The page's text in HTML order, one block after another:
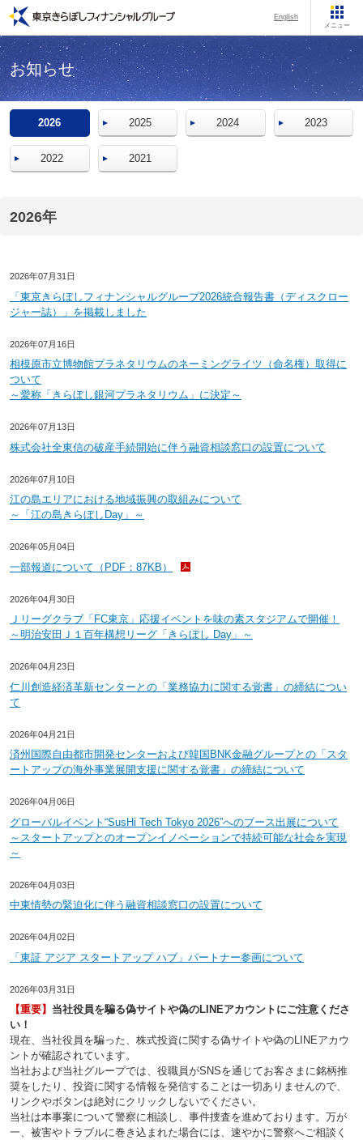
English
メニュー
お知らせ
2026 2025 2024 2023
2022 2021
2026年
2026年07月31日
「東京きらぼしフィナンシャルグループ2026統合報告書（ディスクロー
ジャー誌）」を掲載しました
2026年07月16日
相模原市立博物館プラネタリウムのネーミングライツ（命名権）取得に
ついて
～愛称「きらぼし銀河プラネタリウム」に決定～
2026年07月13日
株式会社全東信の破産手続開始に伴う融資相談窓口の設置について
2026年07月10日
江の島エリアにおける地域振興の取組みについて
～「江の島きらぼしDay」～
2026年05月04日
一部報道について（PDF：87KB）
2026年04月30日
Ｊリーグクラブ「FC東京」応援イベントを味の素スタジアムで開催！
～明治安田Ｊ１百年構想リーグ「きらぼし Day」～
2026年04月23日
仁川創造経済革新センターとの「業務協力に関する覚書」の締結につい
て
2026年04月21日
済州国際自由都市開発センターおよび韓国BNK金融グループとの「スタ
ートアップの海外事業展開支援に関する覚書」の締結について
2026年04月06日
グローバルイベント“SusHi Tech Tokyo 2026”へのブース出展について
～スタートアップとのオープンイノベーションで持続可能な社会を実現
～
2026年04月03日
中東情勢の緊迫化に伴う融資相談窓口の設置について
2026年04月02日
「東証 アジア スタートアップ ハブ」パートナー参画について
2026年03月31日
【重要】 当社役員を騙る偽サイトや偽のLINEアカウントにご注意くださ
い！
現在、当社役員を騙った、株式投資に関する偽サイトや偽のLINEアカウ
ントが確認されています。
当社および当社グループでは、役職員がSNSを通じてお客さまに銘柄推
奨をしたり、投資に関する情報を発信することは一切ありませんので、
リンクやボタンは絶対にクリックしないでください。
当社は本事案について警察に相談し、事件捜査を進めております。万が
一、被害やトラブルに巻き込まれた場合には、速やかに警察へご相談く